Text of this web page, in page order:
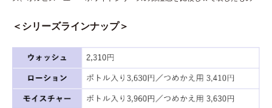
＜シリーズラインナップ＞